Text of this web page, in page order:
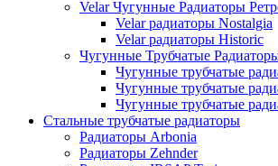
Velar Чугунные Радиаторы
Velar радиаторы Nostalgia
Velar радиаторы Historic
Чугунные Трубчатые
Чугунные трубчатые
Чугунные трубчатые
Чугунные трубчатые
Стальные трубчатые радиаторы
Радиаторы Arbonia
Радиаторы Zehnder